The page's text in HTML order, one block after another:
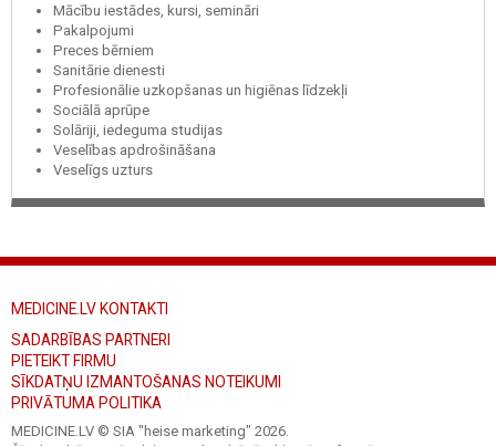
Mācību iestādes, kursi, semināri
Pakalpojumi
Preces bērniem
Sanitārie dienesti
Profesionālie uzkopšanas un higiēnas līdzekļi
Sociālā aprūpe
Solāriji, iedeguma studijas
Veselības apdrošināšana
Veselīgs uzturs
MEDICINE.LV KONTAKTI
SADARBĪBAS PARTNERI
PIETEIKT FIRMU
SĪKDATŅU IZMANTOŠANAS NOTEIKUMI
PRIVĀTUMA POLITIKA
MEDICINE.LV © SIA "heise marketing" 2026.